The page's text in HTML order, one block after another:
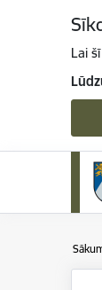
Lai